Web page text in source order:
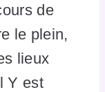
de
le plein,
lieux
Y est